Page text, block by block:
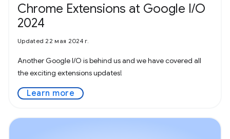
Chrome Extensions at Google I/O
2024
Updated 22 мая 2024 г.
Another Google I/O is behind us and we have covered all
the exciting extensions updates!
Learn more